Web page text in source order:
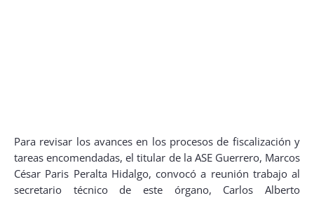
Para revisar los avances en los procesos de fiscalización y
tareas encomendadas, el titular de la ASE Guerrero, Marcos
César Paris Peralta Hidalgo, convocó a reunión trabajo al
secretario técnico de este órgano, Carlos Alberto